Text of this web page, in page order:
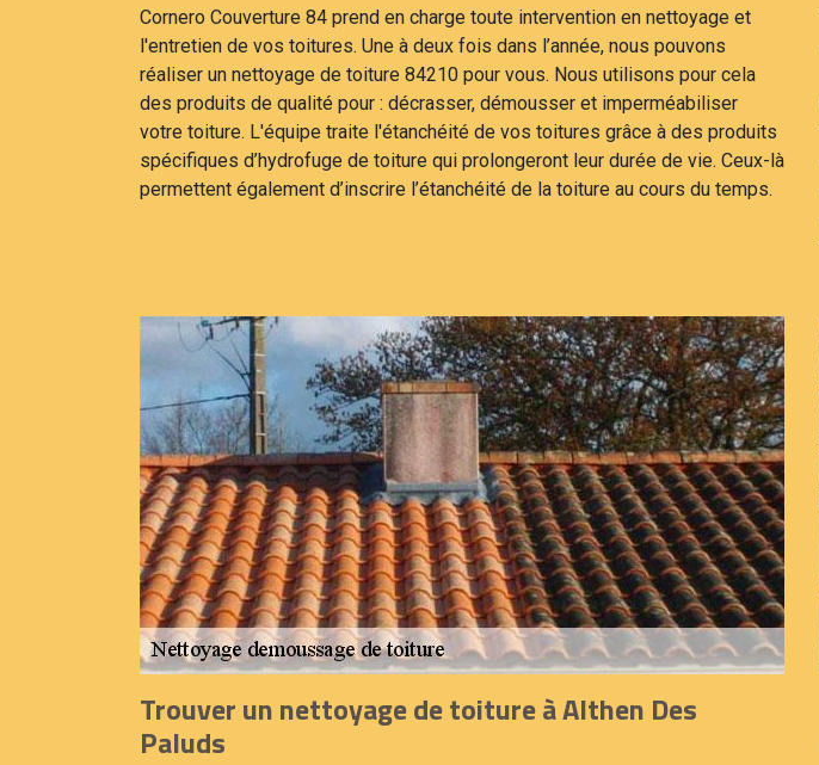
Cornero Couverture 84 prend en charge toute intervention en nettoyage et
l'entretien de vos toitures. Une à deux fois dans l’année, nous pouvons
réaliser un nettoyage de toiture 84210 pour vous. Nous utilisons pour cela
des produits de qualité pour : décrasser, démousser et imperméabiliser
votre toiture. L'équipe traite l'étanchéité de vos toitures grâce à des produits
spécifiques d’hydrofuge de toiture qui prolongeront leur durée de vie. Ceux-là
permettent également d’inscrire l’étanchéité de la toiture au cours du temps.
Trouver un nettoyage de toiture à Althen Des
Paluds